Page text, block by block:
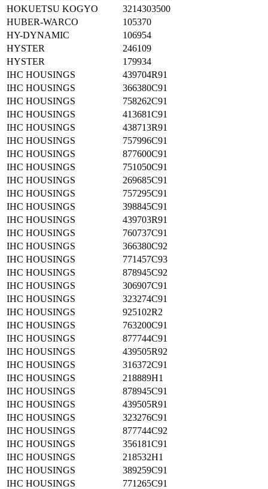
HOKUETSU KOGYO
3214303500
HUBER-WARCO
105370
HY-DYNAMIC
106954
HYSTER
246109
HYSTER
179934
IHC HOUSINGS
439704R91
IHC HOUSINGS
366380C91
IHC HOUSINGS
758262C91
IHC HOUSINGS
413681C91
IHC HOUSINGS
438713R91
IHC HOUSINGS
757996C91
IHC HOUSINGS
877600C91
IHC HOUSINGS
751050C91
IHC HOUSINGS
269685C91
IHC HOUSINGS
757295C91
IHC HOUSINGS
398845C91
IHC HOUSINGS
439703R91
IHC HOUSINGS
760737C91
IHC HOUSINGS
366380C92
IHC HOUSINGS
771457C93
IHC HOUSINGS
878945C92
IHC HOUSINGS
306907C91
IHC HOUSINGS
323274C91
IHC HOUSINGS
925102R2
IHC HOUSINGS
763200C91
IHC HOUSINGS
877744C91
IHC HOUSINGS
439505R92
IHC HOUSINGS
316372C91
IHC HOUSINGS
218889H1
IHC HOUSINGS
878945C91
IHC HOUSINGS
439505R91
IHC HOUSINGS
323276C91
IHC HOUSINGS
877744C92
IHC HOUSINGS
356181C91
IHC HOUSINGS
218532H1
IHC HOUSINGS
389259C91
IHC HOUSINGS
771265C91